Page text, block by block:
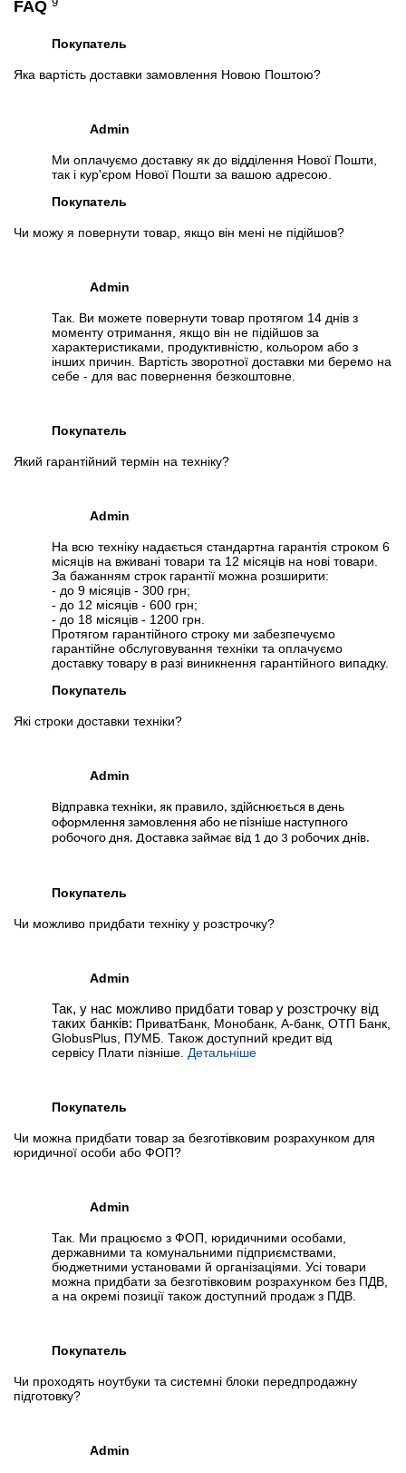
FAQ
Покупатель
Яка вартість доставки замовлення Новою Поштою?
Admin
Ми оплачуємо доставку як до відділення Нової Пошти,
так і кур'єром Нової Пошти за вашою адресою.
Покупатель
Чи можу я повернути товар, якщо він мені не підійшов?
Admin
Так. Ви можете повернути товар протягом 14 днів з
моменту отримання, якщо він не підійшов за
характеристиками, продуктивністю, кольором або з
інших причин. Вартість зворотної доставки ми беремо на
себе - для вас повернення безкоштовне.
Покупатель
Який гарантійний термін на техніку?
Admin
На всю техніку надається стандартна гарантія строком 6
місяців на вживані товари та 12 місяців на нові товари.
За бажанням строк гарантії можна розширити:
- до 9 місяців - 300 грн;
- до 12 місяців - 600 грн;
- до 18 місяців - 1200 грн.
Протягом гарантійного строку ми забезпечуємо
гарантійне обслуговування техніки та оплачуємо
доставку товару в разі виникнення гарантійного випадку.
Покупатель
Які строки доставки техніки?
Admin
Відправка техніки, як правило, здійснюється в день
оформлення замовлення або не пізніше наступного
робочого дня. Доставка займає від 1 до 3 робочих днів.
Покупатель
Чи можливо придбати техніку у розстрочку?
Admin
Так, у нас можливо придбати товар у розстрочку від
таких банків: ПриватБанк, Монобанк, А-банк, ОТП Банк,
GlobusPlus, ПУМБ. Також доступний кредит від
сервісу Плати пізніше. Детальніше
Покупатель
Чи можна придбати товар за безготівковим розрахунком для
юридичної особи або ФОП?
Admin
Так. Ми працюємо з ФОП, юридичними особами,
державними та комунальними підприємствами,
бюджетними установами й організаціями. Усі товари
можна придбати за безготівковим розрахунком без ПДВ,
а на окремі позиції також доступний продаж з ПДВ.
Покупатель
Чи проходять ноутбуки та системні блоки передпродажну
підготовку?
Admin